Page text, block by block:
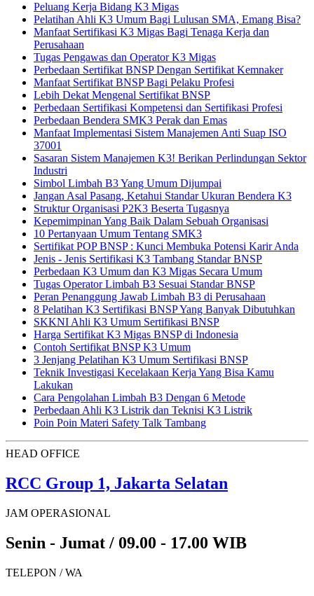
Peluang Kerja Bidang K3 Migas
Pelatihan Ahli K3 Umum Bagi Lulusan SMA, Emang Bisa?
Manfaat Sertifikasi K3 Migas Bagi Tenaga Kerja dan
Perusahaan
Tugas Pengawas dan Operator K3 Migas
Perbedaan Sertifikat BNSP Dengan Sertifikat Kemnaker
Manfaat Sertifikat BNSP Bagi Pelaku Profesi
Lebih Dekat Mengenal Sertifikat BNSP
Perbedaan Sertifikasi Kompetensi dan Sertifikasi Profesi
Perbedaan Bendera SMK3 Perak dan Emas
Manfaat Implementasi Sistem Manajemen Anti Suap ISO
37001
Sasaran Sistem Manajemen K3! Berikan Perlindungan Sektor
Industri
Simbol Limbah B3 Yang Umum Dijumpai
Jangan Asal Pasang, Ketahui Standar Ukuran Bendera K3
Struktur Organisasi P2K3 Beserta Tugasnya
Kepemimpinan Yang Baik Dalam Sebuah Organisasi
10 Pertanyaan Umum Tentang SMK3
Sertifikat POP BNSP : Kunci Membuka Potensi Karir Anda
Jenis - Jenis Sertifikasi K3 Tambang Standar BNSP
Perbedaan K3 Umum dan K3 Migas Secara Umum
Tugas Operator Limbah B3 Sesuai Standar BNSP
Peran Penanggung Jawab Limbah B3 di Perusahaan
8 Pelatihan K3 Sertifikasi BNSP Yang Banyak Dibutuhkan
SKKNI Ahli K3 Umum Sertifikasi BNSP
Harga Sertifikat K3 Migas BNSP di Indonesia
Contoh Sertifikat BNSP K3 Umum
3 Jenjang Pelatihan K3 Umum Sertifikasi BNSP
Teknik Investigasi Kecelakaan Kerja Yang Bisa Kamu
Lakukan
Cara Pengolahan Limbah B3 Dengan 6 Metode
Perbedaan Ahli K3 Listrik dan Teknisi K3 Listrik
Poin Poin Materi Safety Talk Tambang
HEAD OFFICE
RCC Group 1, Jakarta Selatan
JAM OPERASIONAL
Senin - Jumat / 09.00 - 17.00 WIB
TELEPON / WA